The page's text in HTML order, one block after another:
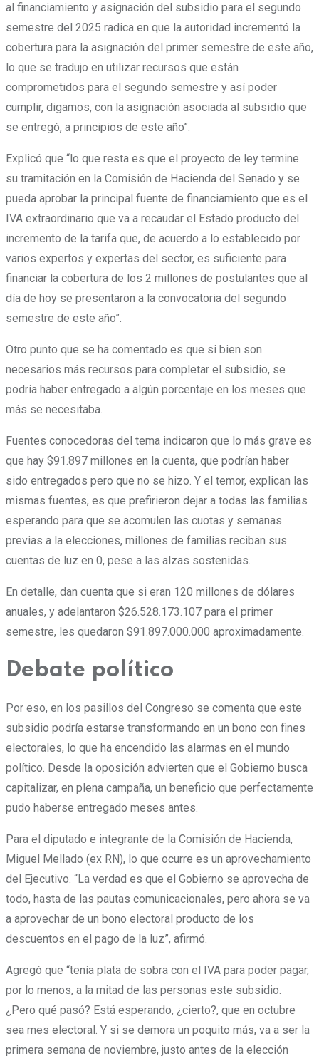
al financiamiento y asignación del subsidio para el segundo
semestre del 2025 radica en que la autoridad incrementó la
cobertura para la asignación del primer semestre de este año,
lo que se tradujo en utilizar recursos que están
comprometidos para el segundo semestre y así poder
cumplir, digamos, con la asignación asociada al subsidio que
se entregó, a principios de este año”.
Explicó que “lo que resta es que el proyecto de ley termine
su tramitación en la Comisión de Hacienda del Senado y se
pueda aprobar la principal fuente de financiamiento que es el
IVA extraordinario que va a recaudar el Estado producto del
incremento de la tarifa que, de acuerdo a lo establecido por
varios expertos y expertas del sector, es suficiente para
financiar la cobertura de los 2 millones de postulantes que al
día de hoy se presentaron a la convocatoria del segundo
semestre de este año”.
Otro punto que se ha comentado es que si bien son
necesarios más recursos para completar el subsidio, se
podría haber entregado a algún porcentaje en los meses que
más se necesitaba.
Fuentes conocedoras del tema indicaron que lo más grave es
que hay $91.897 millones en la cuenta, que podrían haber
sido entregados pero que no se hizo. Y el temor, explican las
mismas fuentes, es que prefirieron dejar a todas las familias
esperando para que se acomulen las cuotas y semanas
previas a la elecciones, millones de familias reciban sus
cuentas de luz en 0, pese a las alzas sostenidas.
En detalle, dan cuenta que si eran 120 millones de dólares
anuales, y adelantaron $26.528.173.107 para el primer
semestre, les quedaron $91.897.000.000 aproximadamente.
Debate político
Por eso, en los pasillos del Congreso se comenta que este
subsidio podría estarse transformando en un bono con fines
electorales, lo que ha encendido las alarmas en el mundo
político. Desde la oposición advierten que el Gobierno busca
capitalizar, en plena campaña, un beneficio que perfectamente
pudo haberse entregado meses antes.
Para el diputado e integrante de la Comisión de Hacienda,
Miguel Mellado (ex RN), lo que ocurre es un aprovechamiento
del Ejecutivo. “La verdad es que el Gobierno se aprovecha de
todo, hasta de las pautas comunicacionales, pero ahora se va
a aprovechar de un bono electoral producto de los
descuentos en el pago de la luz”, afirmó.
Agregó que “tenía plata de sobra con el IVA para poder pagar,
por lo menos, a la mitad de las personas este subsidio.
¿Pero qué pasó? Está esperando, ¿cierto?, que en octubre
sea mes electoral. Y si se demora un poquito más, va a ser la
primera semana de noviembre, justo antes de la elección